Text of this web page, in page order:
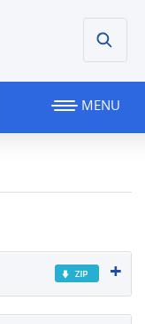
MENU